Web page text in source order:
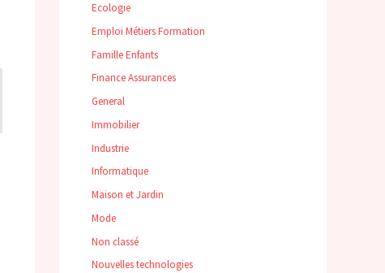
Ecologie
Emploi Métiers Formation
Famille Enfants
Finance Assurances
General
Immobilier
Industrie
Informatique
Maison et Jardin
Mode
Non classé
Nouvelles technologies